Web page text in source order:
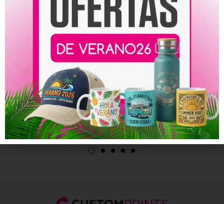
Tarjeta de Invitación
Horizontal a Boda de Oro
4
58,00€-114,00€
Tarjeta de Invitación
Vertical a Boda de Oro 1
58,00€-114,00€